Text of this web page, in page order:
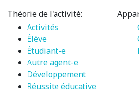
Théorie de l'activité:
Activités
Élève
Étudiant-e
Autre agent-e
Développement
Réussite éducative